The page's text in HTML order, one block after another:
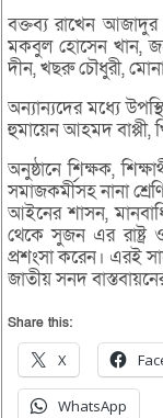
বক্তব্য রাখেন
মকবুল হোসেন খান,
দীন, খছরু চৌধুরী,
অন্যান্যদের মধ্যে
হুমায়েন আহমদ
অনুষ্ঠানে শিক্ষক,
সমাজকর্মীসহ নানা
আইনের শাসন,
থেকে সুজন এর রাষ্ট্র
প্রশংসা করেন। এরই
জাতীয় সনদ
Share this:
X
WhatsApp